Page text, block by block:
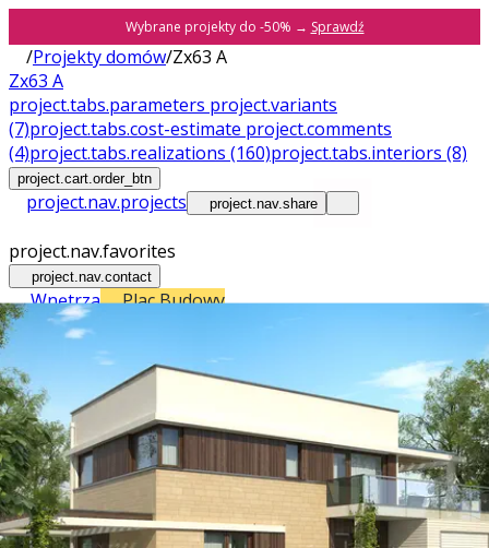
Wybrane projekty do -50% → Sprawdź
/Projekty domów/Zx63 A
Zx63 A
project.tabs.parameters project.variants
(7)project.tabs.cost-estimate project.comments
(4)project.tabs.realizations (160)project.tabs.interiors (8)
project.cart.order_btn
project.nav.projects project.nav.share
project.nav.favorites
project.nav.contact
Wnętrza Plac Budowy